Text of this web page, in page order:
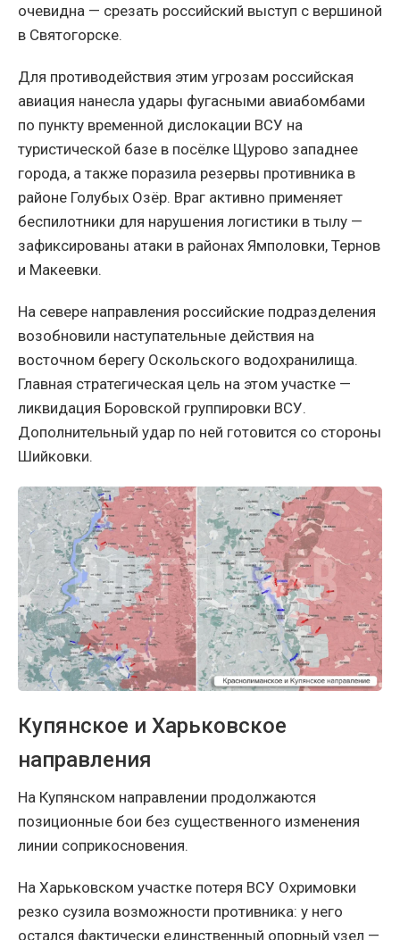
очевидна — срезать российский выступ с вершиной
в Святогорске.
Для противодействия этим угрозам российская
авиация нанесла удары фугасными авиабомбами
по пункту временной дислокации ВСУ на
туристической базе в посёлке Щурово западнее
города, а также поразила резервы противника в
районе Голубых Озёр. Враг активно применяет
беспилотники для нарушения логистики в тылу —
зафиксированы атаки в районах Ямполовки, Тернов
и Макеевки.
На севере направления российские подразделения
возобновили наступательные действия на
восточном берегу Оскольского водохранилища.
Главная стратегическая цель на этом участке —
ликвидация Боровской группировки ВСУ.
Дополнительный удар по ней готовится со стороны
Шийковки.
Купянское и Харьковское
направления
На Купянском направлении продолжаются
позиционные бои без существенного изменения
линии соприкосновения.
На Харьковском участке потеря ВСУ Охримовки
резко сузила возможности противника: у него
остался фактически единственный опорный узел —